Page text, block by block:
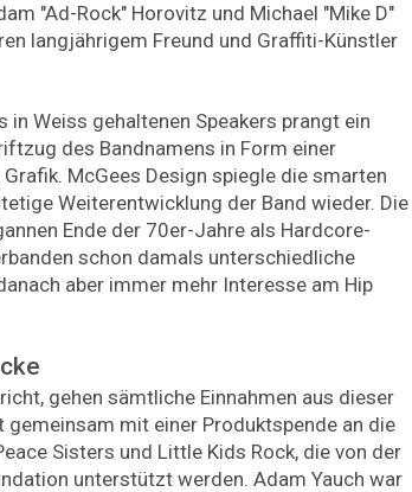
"Ad-Rock" Horovitz und Michael "Mike D"
langjährigem Freund und Graffiti-Künstler
in Weiss gehaltenen Speakers prangt ein
des Bandnamens in Form einer
McGees Design spiegle die smarten
Weiterentwicklung der Band wieder. Die
Ende der 70er-Jahre als Hardcore-
schon damals unterschiedliche
aber immer mehr Interesse am Hip
gehen sämtliche Einnahmen aus dieser
gemeinsam mit einer Produktspende an die
Sisters und Little Kids Rock, die von der
unterstützt werden. Adam Yauch war